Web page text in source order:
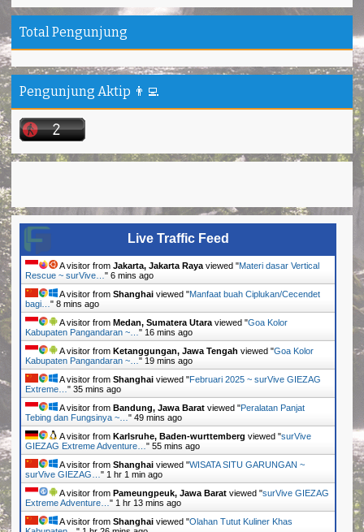
Total Pengunjung
Pengunjung Aktip 👨‍💻
Live Traffic Feed
A visitor from Jakarta, Jakarta Raya viewed "Materi dasar Vertical
Rescue ~ surVive… " 6 mins ago
A visitor from Shanghai viewed "Manfaat buah Ciplukan/Cecendet
bagi… " 8 mins ago
A visitor from Medan, Sumatera Utara viewed "Goa Kolor
Kabupaten Pangandaran ~… " 16 mins ago
A visitor from Ketanggungan, Jawa Tengah viewed "Goa Kolor
Kabupaten Pangandaran ~… " 19 mins ago
A visitor from Shanghai viewed "Februari 2025 ~ surVive GIEZAG
Extreme… " 35 mins ago
A visitor from Bandung, Jawa Barat viewed "Peralatan Panjat
Tebing dan Fungsinya ~… " 49 mins ago
A visitor from Karlsruhe, Baden-wurttemberg viewed "surVive
GIEZAG Extreme Adventure… " 56 mins ago
A visitor from Shanghai viewed "WISATA SITU GARUNGAN ~
surVive GIEZAG… " 1 hr 1 min ago
A visitor from Pameungpeuk, Jawa Barat viewed "surVive GIEZAG
Extreme Adventure… " 1 hr 13 mins ago
A visitor from Shanghai viewed "Olahan Tutut Kuliner Khas